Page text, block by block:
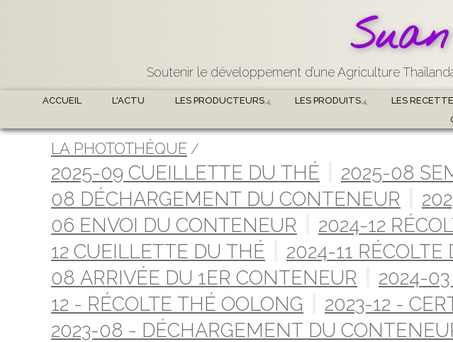
Soutenir le développement d’une Agriculture
ACCUEIL L'ACTU LES PRODUCTEURS LES PRODUITS LES
LA PHOTOTHÈQUE
2025-09 CUEILLETTE DU THÉ 2025-08
08 DÉCHARGEMENT DU CONTENEUR
06 ENVOI DU CONTENEUR
2024-12
12 CUEILLETTE DU THÉ
2024-11 RÉCOLTE
08 ARRIVÉE DU 1ER CONTENEUR
2024-
12 - RÉCOLTE THÉ OOLONG
2023-12 -
2023-08 - DÉCHARGEMENT DU